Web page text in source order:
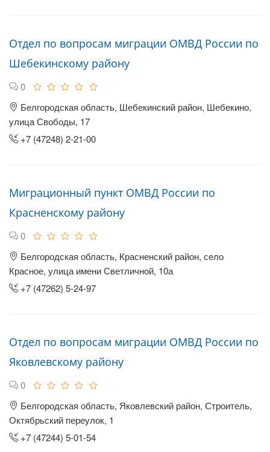
Отдел по вопросам миграции ОМВД России по
Шебекинскому району
0
Белгородская область, Шебекинский район, Шебекино,
улица Свободы, 17
+7 (47248) 2-21-00
Миграционный пункт ОМВД России по
Красненскому району
0
Белгородская область, Красненский район, село
Красное, улица имени Светличной, 10а
+7 (47262) 5-24-97
Отдел по вопросам миграции ОМВД России по
Яковлевскому району
0
Белгородская область, Яковлевский район, Строитель,
Октябрьский переулок, 1
+7 (47244) 5-01-54